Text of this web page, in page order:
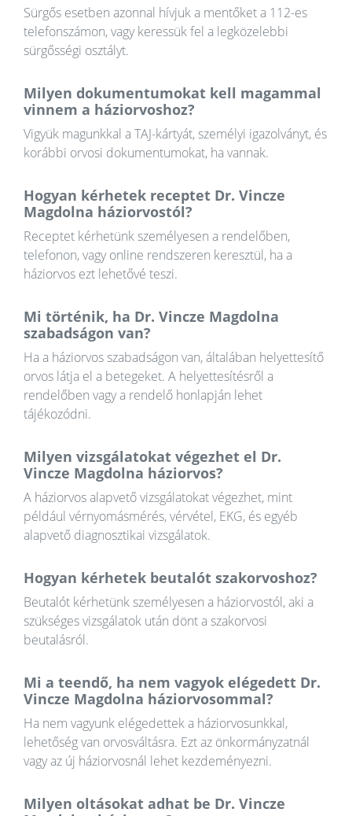
Sürgős esetben azonnal hívjuk a mentőket a 112-es
telefonszámon, vagy keressük fel a legközelebbi
sürgősségi osztályt.
Milyen dokumentumokat kell magammal
vinnem a háziorvoshoz?
Vigyük magunkkal a TAJ-kártyát, személyi igazolványt, és
korábbi orvosi dokumentumokat, ha vannak.
Hogyan kérhetek receptet Dr. Vincze
Magdolna háziorvostól?
Receptet kérhetünk személyesen a rendelőben,
telefonon, vagy online rendszeren keresztül, ha a
háziorvos ezt lehetővé teszi.
Mi történik, ha Dr. Vincze Magdolna
szabadságon van?
Ha a háziorvos szabadságon van, általában helyettesítő
orvos látja el a betegeket. A helyettesítésről a
rendelőben vagy a rendelő honlapján lehet
tájékozódni.
Milyen vizsgálatokat végezhet el Dr.
Vincze Magdolna háziorvos?
A háziorvos alapvető vizsgálatokat végezhet, mint
például vérnyomásmérés, vérvétel, EKG, és egyéb
alapvető diagnosztikai vizsgálatok.
Hogyan kérhetek beutalót szakorvoshoz?
Beutalót kérhetünk személyesen a háziorvostól, aki a
szükséges vizsgálatok után dönt a szakorvosi
beutalásról.
Mi a teendő, ha nem vagyok elégedett Dr.
Vincze Magdolna háziorvosommal?
Ha nem vagyunk elégedettek a háziorvosunkkal,
lehetőség van orvosváltásra. Ezt az önkormányzatnál
vagy az új háziorvosnál lehet kezdeményezni.
Milyen oltásokat adhat be Dr. Vincze